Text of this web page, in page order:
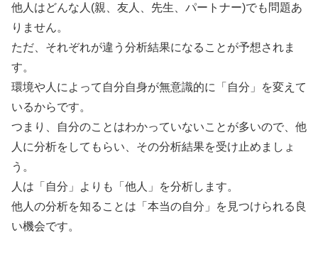
他人はどんな人(親、友人、先生、パートナー)でも問題あ
りません。
ただ、それぞれが違う分析結果になることが予想されま
す。
環境や人によって自分自身が無意識的に「自分」を変えて
いるからです。
つまり、自分のことはわかっていないことが多いので、他
人に分析をしてもらい、その分析結果を受け止めましょ
う。
人は「自分」よりも「他人」を分析します。
他人の分析を知ることは「本当の自分」を見つけられる良
い機会です。